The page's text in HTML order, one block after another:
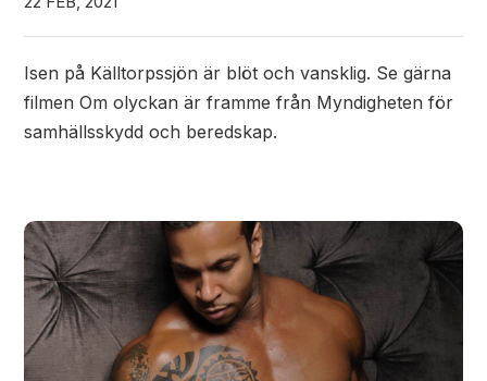
Isen på Källtorpssjön är blöt och vansklig. Se gärna
filmen Om olyckan är framme från Myndigheten för
samhällsskydd och beredskap.